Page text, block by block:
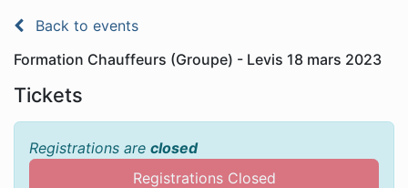
Back to events
Formation Chauffeurs (Groupe) - Levis 18 mars 2023
Tickets
Registrations are closed
Registrations Closed